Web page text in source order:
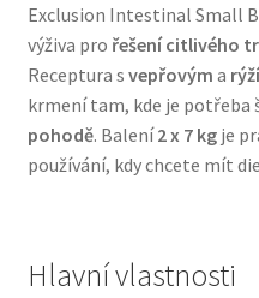
Brit pro psy
Granule pro psy
Natural Trainer pro
Happy Dog — Německá
Exclusion Intestinal Small
výživa pro řešení citlivého
Receptura s vepřovým a rýží
krmení tam, kde je potřeba
pohodě. Balení2 x 7 kgje
používání, kdy chcete mít
Hlavní vlastnosti